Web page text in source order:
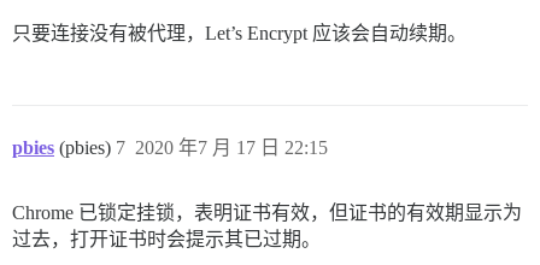
只要连接没有被代理，Let’s Encrypt 应该会自动续期。
pbies (pbies) 2020 年7 月 17 日 22:15
7
Chrome 已锁定挂锁，表明证书有效，但证书的有效期显示为
过去，打开证书时会提示其已过期。